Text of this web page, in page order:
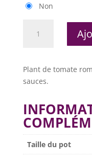
Non
Plant de tomate
sauces.
Taille du pot